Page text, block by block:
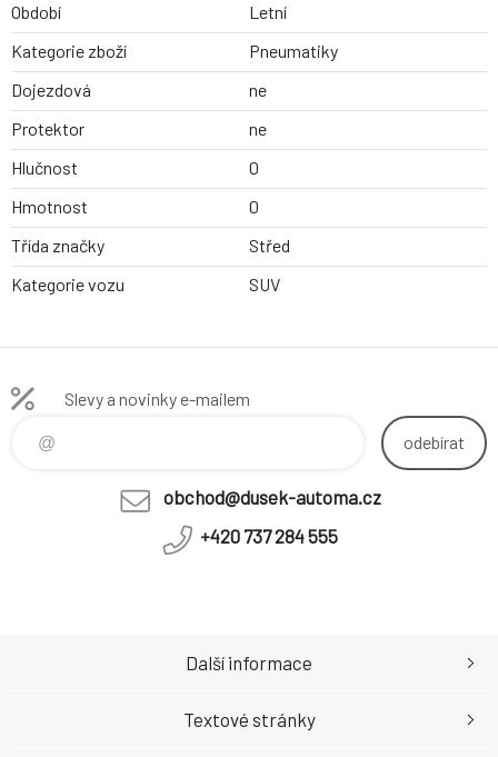
Období
Letní
Kategorie zboží
Pneumatiky
Dojezdová
ne
Protektor
ne
Hlučnost
0
Hmotnost
0
Třída značky
Střed
Kategorie vozu
SUV
Slevy a novinky e-mailem
odebírat
obchod@dusek-automa.cz
+420 737 284 555
Další informace
Textové stránky